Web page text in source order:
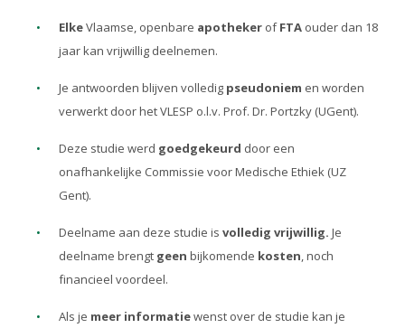
ElkeVlaamse, openbare apotheker ofFTA ouder dan 18
jaar kan vrijwillig deelnemen.
Je antwoorden blijven volledig pseudoniem en worden
verwerkt door het VLESP o.l.v. Prof. Dr. Portzky (UGent).
Deze studie werd goedgekeurd door een
onafhankelijke Commissie voor Medische Ethiek (UZ
Gent).
Deelname aan deze studie is volledig vrijwillig. Je
deelname brengt geen bijkomende kosten, noch
financieel voordeel.
Als je meer informatiewenst over de studie kan je